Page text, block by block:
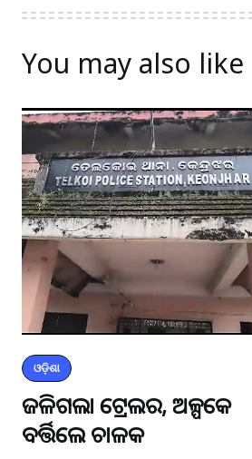
You may also like
ଓଡ଼ିଶା
ଜଳିଗଲା ଟ୍ରେଲର, ଅଳ୍ପକେ
ବର୍ତ୍ତିଲେ ଚାଳକ